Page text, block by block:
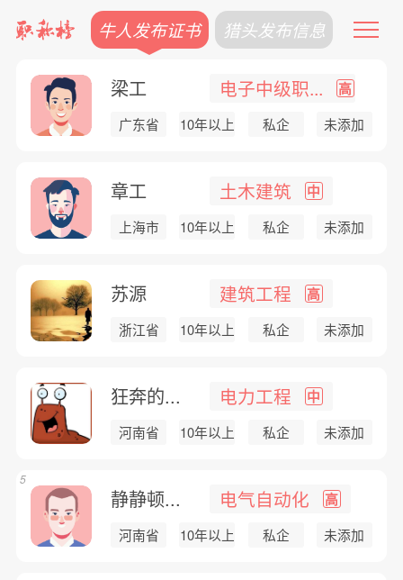
牛人发布证书 猎头发布信息
梁工 电子中级职... 高
广东省 10年以上 私企 未添加
章工 土木建筑 中
上海市 10年以上 私企 未添加
苏源 建筑工程 高
浙江省 10年以上 私企 未添加
狂奔的... 电力工程 中
河南省 10年以上 私企 未添加
静静顿... 电气自动化 高
河南省 10年以上 私企 未添加
5